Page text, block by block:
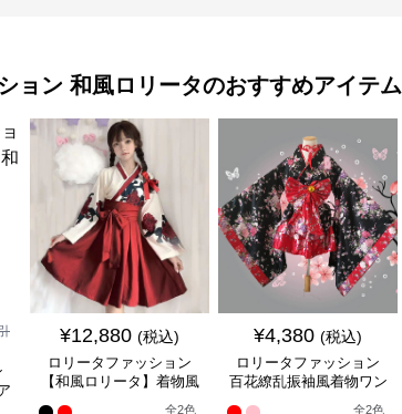
ョン 和風ロリータのおすすめアイテム
¥12,880 (税込)
ロリータファッション
【和風ロリータ】着物風
ミニスカートワンピース
全2色
¥4,380 (税込)
ロリータファッション
百花繚乱振袖風着物ワン
全2色